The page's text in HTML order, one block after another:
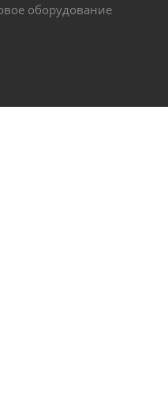
оборудование